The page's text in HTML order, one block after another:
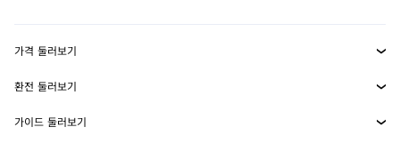
MetaMask Connect
Snaps
보안
가격 둘러보기
이더리움 가격
솔라나 가격
환전 둘러보기
ETH를 USD로 환전
가이드 둘러보기